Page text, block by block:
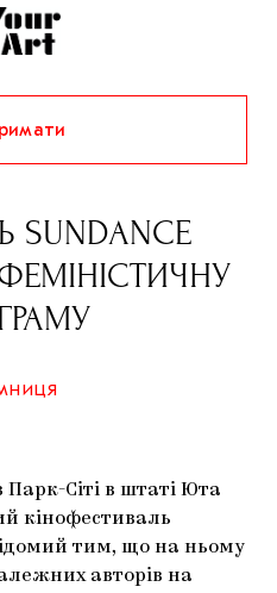
КРАЙ
ЖУРНАЛИ МИСТЕЦТВО
Парк-Сіті в штаті Юта
кінофестиваль
тим, що на ньому
авторів на